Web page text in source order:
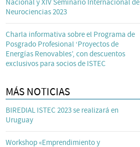
Nacional y XIV Seminario Internacional de
Neurociencias 2023
Charla informativa sobre el Programa de
Posgrado Profesional ‘Proyectos de
Energías Renovables’, con descuentos
exclusivos para socios de ISTEC
MÁS NOTICIAS
BIREDIAL ISTEC 2023 se realizará en
Uruguay
Workshop «Emprendimiento y